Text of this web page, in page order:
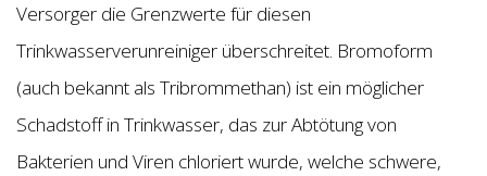
Versorger die Grenzwerte für diesen
Trinkwasserverunreiniger überschreitet. Bromoform
(auch bekannt als Tribrommethan) ist ein möglicher
Schadstoff in Trinkwasser, das zur Abtötung von
Bakterien und Viren chloriert wurde, welche schwere,